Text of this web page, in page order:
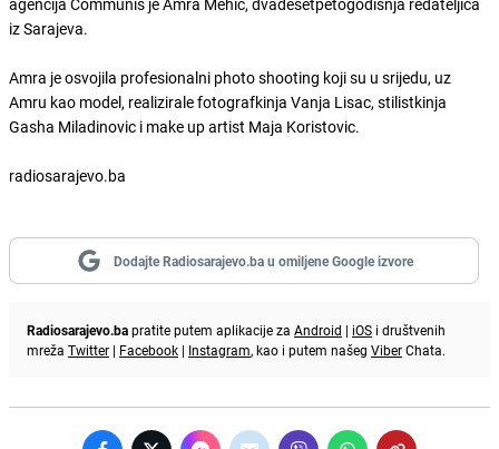
iz Sarajeva.
Amra je osvojila profesionalni photo shooting koji su u srijedu, uz
Amru kao model, realizirale fotografkinja Vanja Lisac, stilistkinja
Gasha Miladinovic i make up artist Maja Koristovic.
radiosarajevo.ba
Dodajte Radiosarajevo.ba u omiljene Google izvore
Radiosarajevo.bapratite putem aplikacije za Android | iOS i društvenih
mreža Twitter | Facebook | Instagram, kao i putem našeg ViberChata.